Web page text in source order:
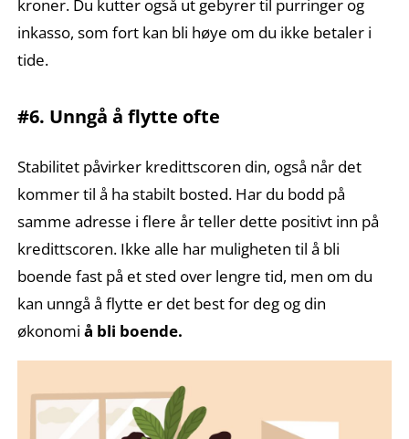
kroner. Du kutter også ut gebyrer til purringer og
inkasso, som fort kan bli høye om du ikke betaler i
tide.
#6. Unngå å flytte ofte
Stabilitet påvirker kredittscoren din, også når det
kommer til å ha stabilt bosted. Har du bodd på
samme adresse i flere år teller dette positivt inn på
kredittscoren. Ikke alle har muligheten til å bli
boende fast på et sted over lengre tid, men om du
kan unngå å flytte er det best for deg og din
økonomi å bli boende.